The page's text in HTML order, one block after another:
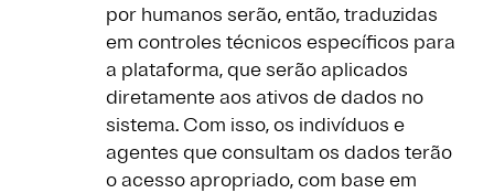
por humanos serão, então, traduzidas
em controles técnicos específicos para
a plataforma, que serão aplicados
diretamente aos ativos de dados no
sistema. Com isso, os indivíduos e
agentes que consultam os dados terão
o acesso apropriado, com base em